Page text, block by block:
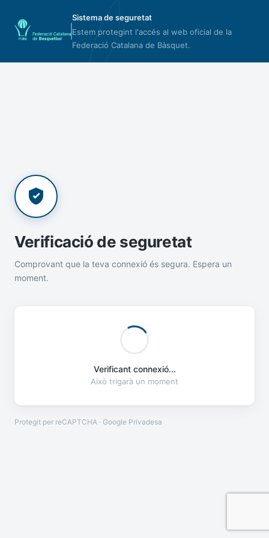
Sistema de seguretat
Estem protegint l'accés al web oficial de la
Federació Catalana de Bàsquet.
Verificació de seguretat
Comprovant que la teva connexió és segura. Espera un
moment.
Verificant connexió...
Això trigarà un moment
Protegit per reCAPTCHA · Google Privadesa